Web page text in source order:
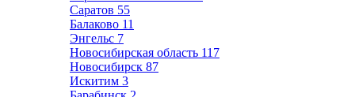
Саратов 55
Балаково 11
Энгельс 7
Новосибирская область 117
Новосибирск 87
Искитим 3